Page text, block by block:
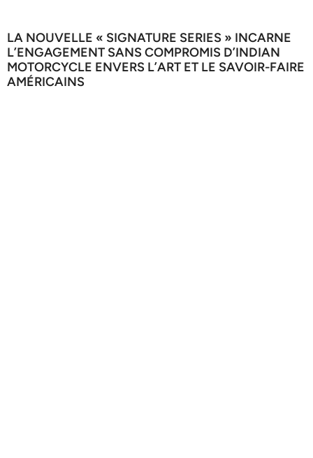
LA NOUVELLE « SIGNATURE SERIES » INCARNE
L’ENGAGEMENT SANS COMPROMIS D’INDIAN
MOTORCYCLE ENVERS L’ART ET LE SAVOIR-FAIRE
AMÉRICAINS